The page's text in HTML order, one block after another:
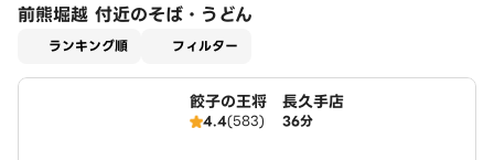
前熊堀越 付近のそば・うどん
ランキング順 フィルター
餃子の王将 長久手店
4.4(583) 36分